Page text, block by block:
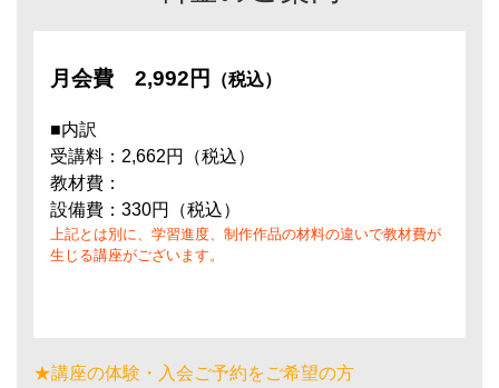
月会費 2,992円 （税込）
■内訳
受講料：2,662円（税込）
教材費：
設備費：330円（税込）
上記とは別に、学習進度、制作作品の材料の違いで教材費が
生じる講座がございます。
★講座の体験・入会ご予約をご希望の方